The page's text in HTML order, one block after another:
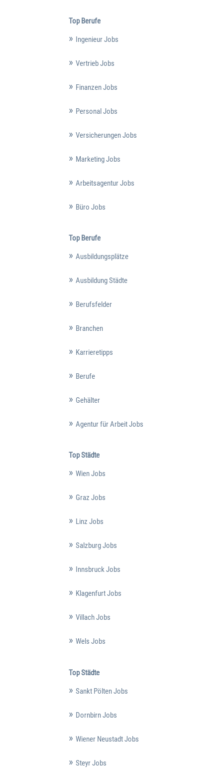
Top Berufe
Ingenieur Jobs
Vertrieb Jobs
Finanzen Jobs
Personal Jobs
Versicherungen Jobs
Marketing Jobs
Arbeitsagentur Jobs
Büro Jobs
Top Berufe
Ausbildungsplätze
Ausbildung Städte
Berufsfelder
Branchen
Karrieretipps
Berufe
Gehälter
Agentur für Arbeit Jobs
Top Städte
Wien Jobs
Graz Jobs
Linz Jobs
Salzburg Jobs
Innsbruck Jobs
Klagenfurt Jobs
Villach Jobs
Wels Jobs
Top Städte
Sankt Pölten Jobs
Dornbirn Jobs
Wiener Neustadt Jobs
Steyr Jobs